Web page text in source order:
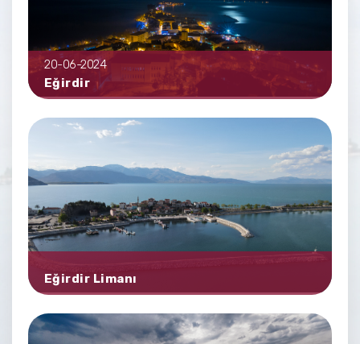
20-06-2024
Eğirdir
Eğirdir Limanı